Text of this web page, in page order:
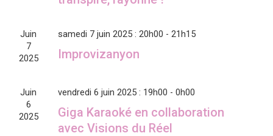
Juin
7
2025
samedi 7 juin 2025 : 20h00 - 21h15
Improvizanyon
Juin
6
2025
vendredi 6 juin 2025 : 19h00 - 0h00
Giga Karaoké en collaboration
avec Visions du Réel